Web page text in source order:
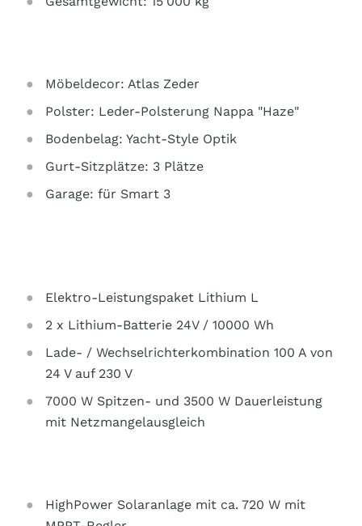
Möbeldecor: Atlas Zeder
Polster: Leder-Polsterung Nappa "Haze"
Bodenbelag: Yacht-Style Optik
Gurt-Sitzplätze: 3 Plätze
Garage: für Smart 3
Elektro-Leistungspaket Lithium L
2 x Lithium-Batterie 24V / 10000 Wh
Lade- / Wechselrichterkombination 100 A von
24 V auf 230 V
7000 W Spitzen- und 3500 W Dauerleistung
mit Netzmangelausgleich
HighPower Solaranlage mit ca. 720 W mit